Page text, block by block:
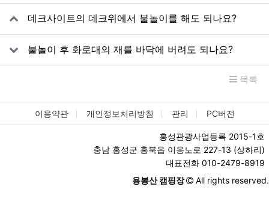
관련자료
데크사이트의 데크위에서 불놀이를 해도 되나요?
불놀이 후 화로대의 재를 바닥에 버려도 되나요?
목록
이용약관 개인정보처리방침 관리 PC버전
홍성관광사업등록 2015-1호
충남 홍성군 홍북읍 이응노로 227-13 (상하리)
대표전화 010-2479-8919
용봉산 캠핑장
All rights reserved.